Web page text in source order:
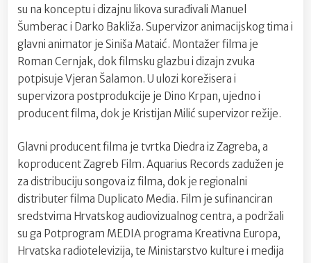
su na konceptu i dizajnu likova surađivali Manuel
Šumberac i Darko Bakliža. Supervizor animacijskog tima i
glavni animator je Siniša Mataić. Montažer filma je
Roman Cernjak, dok filmsku glazbu i dizajn zvuka
potpisuje Vjeran Šalamon. U ulozi korežisera i
supervizora postprodukcije je Dino Krpan, ujedno i
producent filma, dok je Kristijan Milić supervizor režije.
Glavni producent filma je tvrtka Diedra iz Zagreba, a
koproducent Zagreb Film. Aquarius Records zadužen je
za distribuciju songova iz filma, dok je regionalni
distributer filma Duplicato Media. Film je sufinanciran
sredstvima Hrvatskog audiovizualnog centra, a podržali
su ga Potprogram MEDIA programa Kreativna Europa,
Hrvatska radiotelevizija, te Ministarstvo kulture i medija